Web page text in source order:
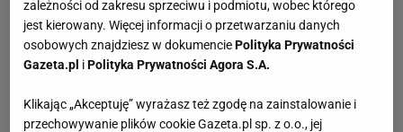
zależności od zakresu sprzeciwu i podmiotu, wobec którego
jest kierowany. Więcej informacji o przetwarzaniu danych
osobowych znajdziesz w dokumenciePolityka Prywatności
Gazeta.pl iPolityka Prywatności Agora S.A.
Klikając „Akceptuję” wyrażasz też zgodę na zainstalowanie i
przechowywanie plików cookie Gazeta.pl sp. z o.o., jej